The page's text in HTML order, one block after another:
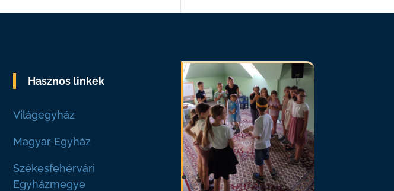
Hasznos linkek
Világegyház
Magyar Egyház
Székesfehérvári
Egyházmegye